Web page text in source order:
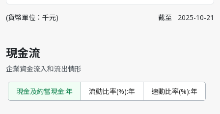
(貨幣單位：千元) 截至 2025-10-21
現金流
企業資金流入和流出情形
現金及約當現金:年 流動比率(%):年 速動比率(%):年